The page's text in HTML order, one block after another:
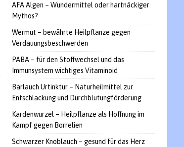
AFA Algen – Wundermittel oder hartnäckiger
Mythos?
Wermut – bewährte Heilpflanze gegen
Verdauungsbeschwerden
PABA – für den Stoffwechsel und das
Immunsystem wichtiges Vitaminoid
Bärlauch Urtinktur – Naturheilmittel zur
Entschlackung und Durchblutungförderung
Kardenwurzel – Heilpflanze als Hoffnung im
Kampf gegen Borrelien
Schwarzer Knoblauch – gesund für das Herz